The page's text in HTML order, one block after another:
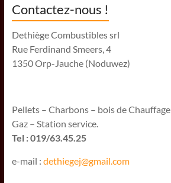
Contactez-nous !
Dethiège Combustibles srl
Rue Ferdinand Smeers, 4
1350 Orp-Jauche (Noduwez)
Pellets – Charbons – bois de Chauffage
Gaz – Station service.
Tel : 019/63.45.25
e-mail : dethiegej@gmail.com